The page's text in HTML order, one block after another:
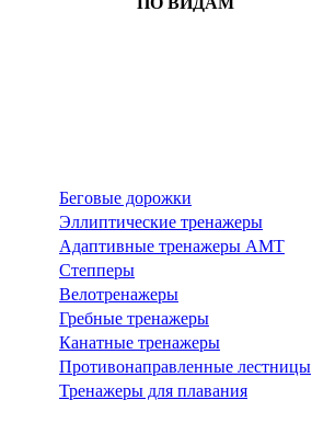
Беговые дорожки
Эллиптические тренажеры
Адаптивные тренажеры AMT
Степперы
Велотренажеры
Гребные тренажеры
Канатные тренажеры
Противонаправленные лестницы
Тренажеры для плавания